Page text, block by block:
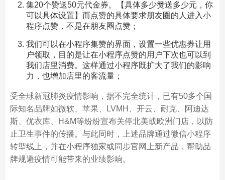
集20个赞送50元代金券。【具体多少赞送多少元，你
可以具体设置】而点赞的具体要求朋友圈的人进入小
程序点赞，不是在朋友圈点赞；
我们可以在小程序集赞的界面，设置一些优惠券让用
户领取，目的是让在小程序点赞的用户下次也可以到
我们店里消费。这样通过小程序既扩大了我们的影响
力，也增加店里的客流量；
受全球新冠肺炎疫情影响，据不完全统计，已有50多个国
际知名品牌如微软、苹果、LVMH、开云、耐克、阿迪达
斯、优衣库、H&M等纷纷宣布关停北美或欧洲门店，以防
止卫生事件的传播。与此同时，上述品牌通过微信小程序
转型线上，并在小程序独家或同步官网上新产品，帮助品
牌规避疫情可能带来的业绩影响。